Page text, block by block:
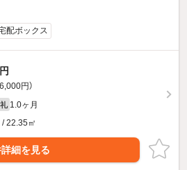
配ボックス
円）
礼 1.0ヶ月
/ 22.35㎡
細を見る